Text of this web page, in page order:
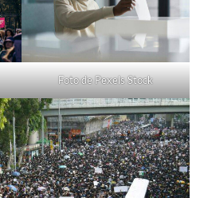
Foto de Pexels Stock